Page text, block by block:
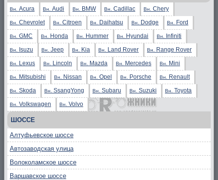
Вн. Acura Вн. Audi Вн. BMW Вн. Cadillac Вн. Chery
Вн. Chevrolet Вн. Citroen Вн. Daihatsu Вн. Dodge Вн. Ford
Вн. GMC Вн. Honda Вн. Hummer Вн. Hyundai Вн. Infiniti
Вн. Isuzu Вн. Jeep Вн. Kia Вн. Land Rover Вн. Range Rover
Вн. Lexus Вн. Lincoln Вн. Mazda Вн. Mercedes Вн. Mini
Вн. Mitsubishi Вн. Nissan Вн. Opel Вн. Porsche Вн. Renault
Вн. Skoda Вн. SsangYong Вн. Subaru Вн. Suzuki Вн. Toyota
Вн. Volkswagen Вн. Volvo
ШОССЕ
Алтуфьевское шоссе
Автозаводская улица
Волоколамское шоссе
Варшавское шоссе